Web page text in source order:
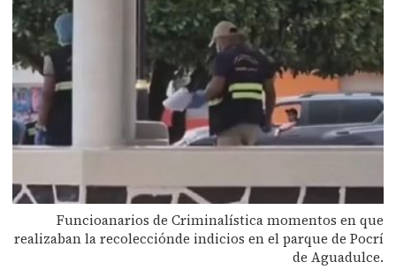
Funcioanarios de Criminalística momentos en que
realizaban la recolecciónde indicios en el parque de Pocrí
de Aguadulce.